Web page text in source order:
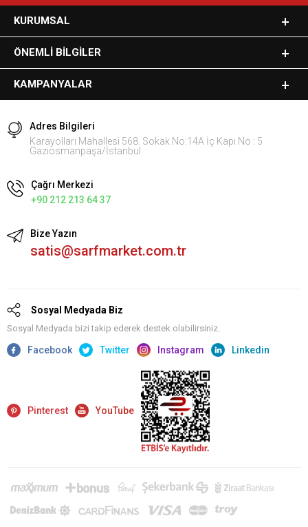
KURUMSAL
ÖNEMLI BILGILER
KAMPANYALAR
Adres Bilgileri
Karayolları Mahallesi 568. Sokak No:14A İç Kapı No : 5
Gaziosmanpaşa/İstanbul
Çağrı Merkezi
+90 212 213 64 37
Bize Yazın
satis@sarfmarket.com.tr
Sosyal Medyada Biz
Sosyal Medyada bizi takip ederek destek olabilirsiniz.
Facebook Twitter Instagram Linkedin
Pinterest YouTube